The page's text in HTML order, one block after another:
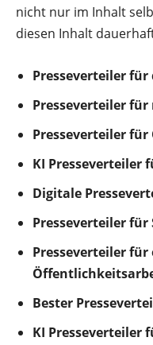
nicht nur im Inhalt
diesen Inhalt
Presseverteiler
Presseverteiler
Presseverteiler
KI Presseverteiler
Digitale
Presseverteiler
Presseverteiler
Bester
KI Presseverteiler